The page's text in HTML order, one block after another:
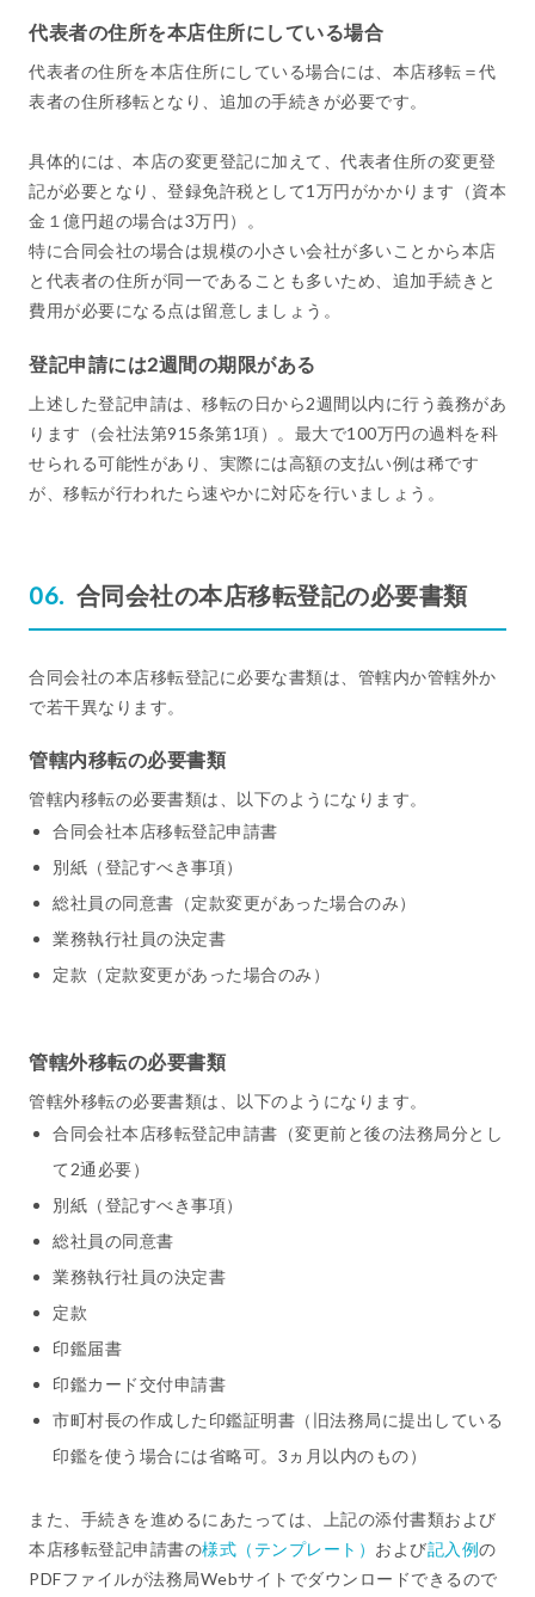
代表者の住所を本店住所にしている場合
代表者の住所を本店住所にしている場合には、本店移転＝代
表者の住所移転となり、追加の手続きが必要です。
具体的には、本店の変更登記に加えて、代表者住所の変更登
記が必要となり、登録免許税として1万円がかかります（資本
金１億円超の場合は3万円）。
特に合同会社の場合は規模の小さい会社が多いことから本店
と代表者の住所が同一であることも多いため、追加手続きと
費用が必要になる点は留意しましょう。
登記申請には2週間の期限がある
上述した登記申請は、移転の日から2週間以内に行う義務があ
ります（会社法第915条第1項）。最大で100万円の過料を科
せられる可能性があり、実際には高額の支払い例は稀です
が、移転が行われたら速やかに対応を行いましょう。
合同会社の本店移転登記の必要書類
合同会社の本店移転登記に必要な書類は、管轄内か管轄外か
で若干異なります。
管轄内移転の必要書類
管轄内移転の必要書類は、以下のようになります。
合同会社本店移転登記申請書
別紙（登記すべき事項）
総社員の同意書（定款変更があった場合のみ）
業務執行社員の決定書
定款（定款変更があった場合のみ）
管轄外移転の必要書類
管轄外移転の必要書類は、以下のようになります。
合同会社本店移転登記申請書（変更前と後の法務局分とし
て2通必要）
別紙（登記すべき事項）
総社員の同意書
業務執行社員の決定書
定款
印鑑届書
印鑑カード交付申請書
市町村長の作成した印鑑証明書（旧法務局に提出している
印鑑を使う場合には省略可。3ヵ月以内のもの）
また、手続きを進めるにあたっては、上記の添付書類および
本店移転登記申請書の様式（テンプレート） および記入例の
PDFファイルが法務局Webサイトでダウンロードできるので